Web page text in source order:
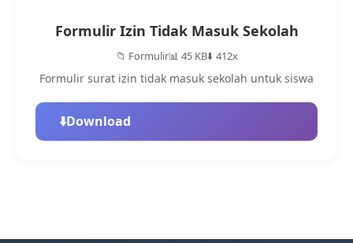
Formulir Izin Tidak Masuk Sekolah
📁 Formulir📊 45 KB⬇️ 412x
Formulir surat izin tidak masuk sekolah untuk siswa
⬇️Download